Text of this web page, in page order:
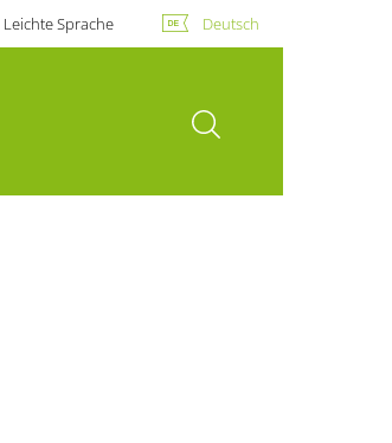
Leichte Sprache Deutsch
Suche öffnen